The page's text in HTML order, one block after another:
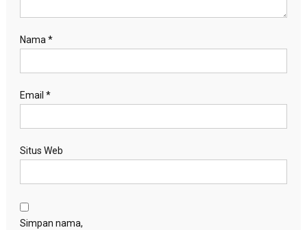
Nama*
Email *
Situs Web
Simpan nama,